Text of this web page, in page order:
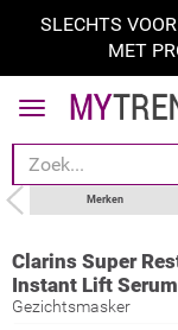
SLECHTS
MET
Merken
Clarins Super
Instant Lift Serum
Gezichtsmasker